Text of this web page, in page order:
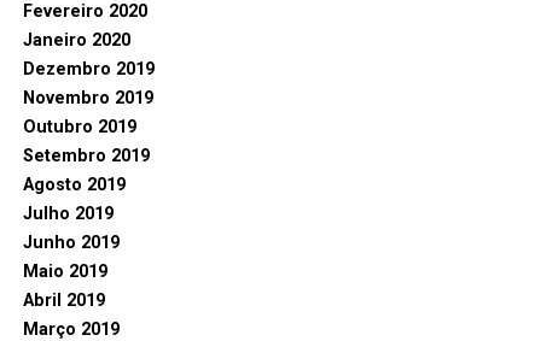
Fevereiro 2020
Janeiro 2020
Dezembro 2019
Novembro 2019
Outubro 2019
Setembro 2019
Agosto 2019
Julho 2019
Junho 2019
Maio 2019
Abril 2019
Março 2019